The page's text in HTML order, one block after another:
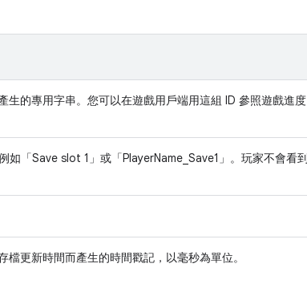
的專用字串。您可以在遊戲用戶端用這組 ID 參照遊戲進度
如「Save slot 1」或「PlayerName_Save1」。玩家不會看到
更新時間而產生的時間戳記，以毫秒為單位。